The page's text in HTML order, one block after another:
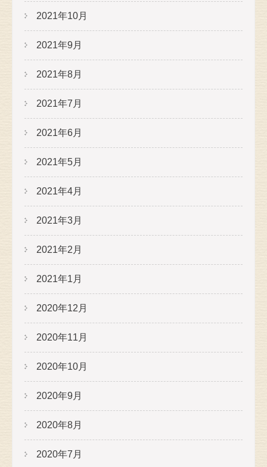
2021年10月
2021年9月
2021年8月
2021年7月
2021年6月
2021年5月
2021年4月
2021年3月
2021年2月
2021年1月
2020年12月
2020年11月
2020年10月
2020年9月
2020年8月
2020年7月